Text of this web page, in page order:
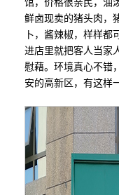
鲜卤现卖的猪头肉，
卜，酱辣椒，样样
进店里就把客人当家
慰藉。环境真心不错
安的高新区，有这样